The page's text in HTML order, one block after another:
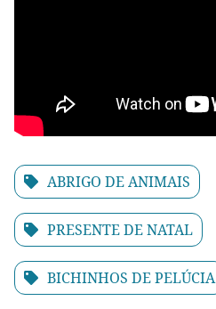
ABRIGO DE ANIMAIS
PRESENTE DE NATAL
BICHINHOS DE PELÚCIA